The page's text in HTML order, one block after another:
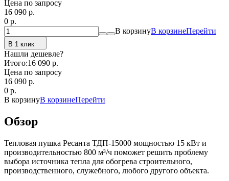
Цена по запросу
16 090 p.
0 p.
В корзинуВ корзинеПерейти
В 1 клик
Нашли дешевле?
Итого:16 090 p.
Цена по запросу
16 090 p.
0 p.
В корзинуВ корзинеПерейти
Обзор
Тепловая пушка Ресанта ТДП-15000 мощностью 15 кВт и
производительностью 800 м³/ч поможет решить проблему
выбора источника тепла для обогрева строительного,
производственного, служебного, любого другого объекта.